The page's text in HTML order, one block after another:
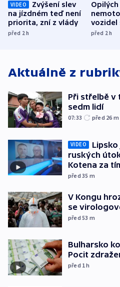
VIDEO
Zvýšení slev
na jízdném teď není
priorita, zní z vlády
před 2h
vozidel
přibylo,
před 2h
Aktuálně z
Při střelbě v
sedm lidí
07:33 před 26 m
VIDEO
Lipsko
ruských
Kotena za
před 35 m
V Kongu
se
před 53 m
Bulharsko
Pocit
před 1h